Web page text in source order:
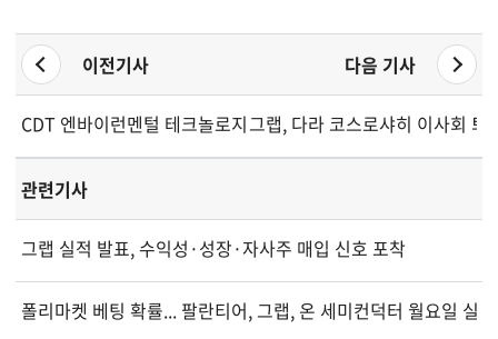
이전기사 다음 기사
CDT 엔바이런멘털 테크놀로지, 7월 28일 주요 자본 구조조정
그랩, 다라 코스로샤히 이사회
관련기사
그랩 실적 발표, 수익성·성장·자사주 매입 신호 포착
폴리마켓 베팅 확률... 팔란티어, 그랩, 온 세미컨덕터 월요일 실